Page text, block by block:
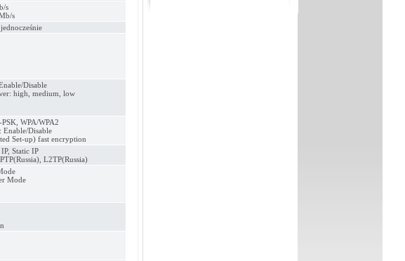
s
s
Disable
high, medium, low
WPA/WPA2
Enable/Disable
Set-up) fast encryption
Static IP
L2TP(Russia)
Mode